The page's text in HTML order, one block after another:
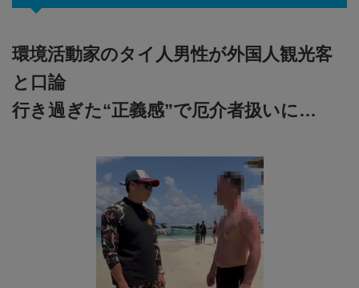
環境活動家のタイ人男性が外国人観光客
と口論
行き過ぎた“正義感”で厄介者扱いに…